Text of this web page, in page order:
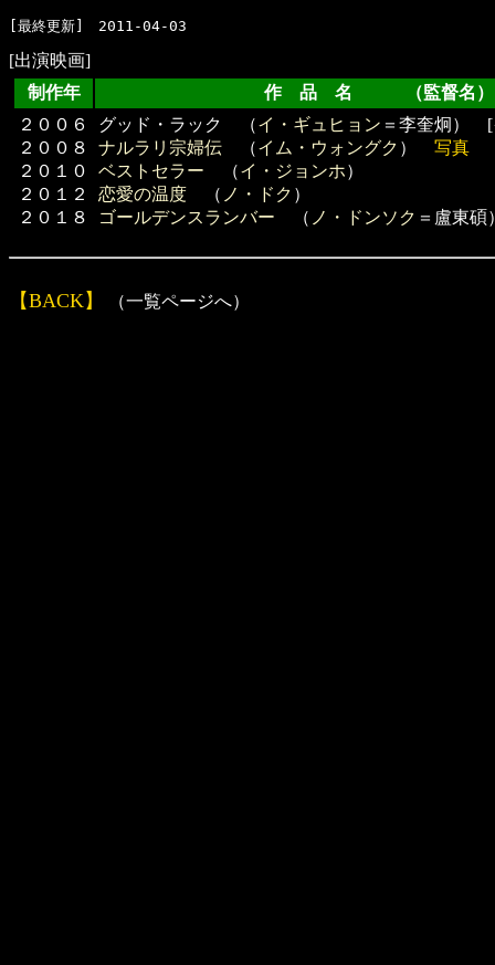
[出演映画]
制作年
作 品 名 （監督名）
２００６
２００８
２０１０
２０１２
２０１８
グッド・ラック （イ・ギュヒョン ＝李奎炯） [
ナルラリ宗婦伝 （イム・ウォングク ）写真
ベストセラー （イ・ジョンホ）
恋愛の温度 （ ノ・ドク ）
ゴールデンスランバー （ ノ・ドンソク ＝盧東碩
【BACK】 （一覧ページへ）